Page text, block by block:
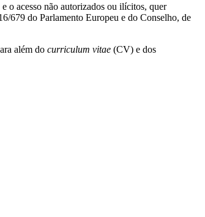
o acesso não autorizados ou ilícitos, quer
679 do Parlamento Europeu e do Conselho, de
além do curriculum vitae (CV) e dos